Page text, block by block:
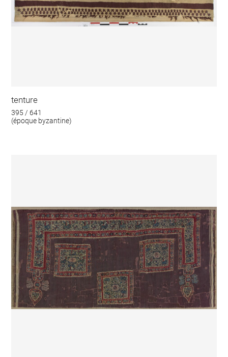
tenture
395 / 641
(époque byzantine)